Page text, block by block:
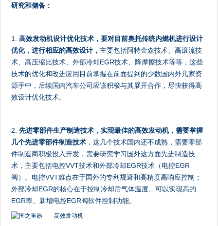
研究和储备：
1.高效发动机设计优化技术，要对目前奥托传统内燃机进行设计
优化，进行相应的高效设计， 主要包括阿特金森技术、高滚流技
术、高压缩比技术、外部冷却EGR技术、降摩擦技术等等，这些
技术的优化和改进应用目前掌握在前面提到的少数国内外几家资
源手中，后续国内汽车公司应该积极与其展开合作，尽快获得高
效设计优化技术。
2. 先进零部件生产制造技术，实现最佳的高效发动机，需要掌握
几个先进零部件制造技术 ，这几个技术国内还不成熟，需要零部
件制造商积极投入开发，需要研究学习国外这方面先进制造技
术，主要包括电控VVT技术和外部冷却EGR技术（电控EGR
阀）。电控VVT难点在于国外的专利规避和高精度高响应控制；
外部冷却EGR的核心在于控制冷却后气体温度、可以实现高的
EGR率、新增电控EGR阀软件控制功能。